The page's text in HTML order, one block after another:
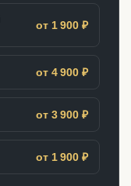
от 1 900 ₽
от 4 900 ₽
от 3 900 ₽
от 1 900 ₽